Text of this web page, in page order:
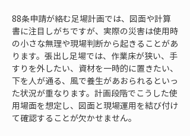
88条申請が絡む足場計画では、図面や計算
書に注目しがちですが、実際の災害は使用時
の小さな無理や現場判断から起きることがあ
ります。張出し足場では、作業床が狭い、手
すりを外したい、資材を一時的に置きたい、
下を人が通る、風で養生があおられるといっ
た状況が重なります。計画段階でこうした使
用場面を想定し、図面と現場運用を結び付け
て確認することが欠かせません。